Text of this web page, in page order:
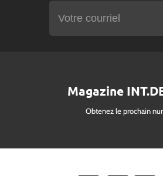
Magazine
Obtenez le prochain